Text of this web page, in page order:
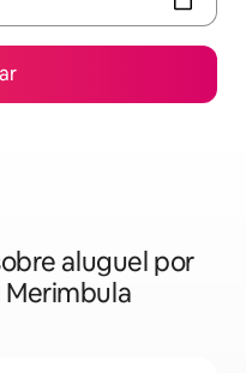
aluguel por